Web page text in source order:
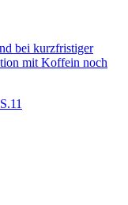
bei kurzfristiger
mit Koffein noch